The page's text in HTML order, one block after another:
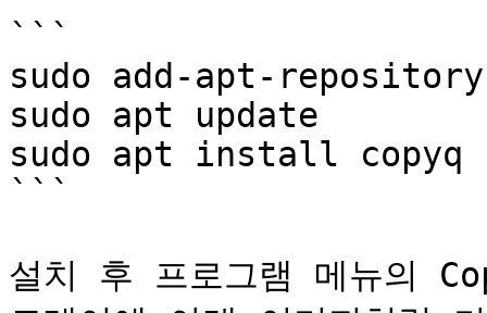
```
sudo add-apt-
sudo apt update
sudo apt install copyq
```
설치 후 프로그램 메뉴의